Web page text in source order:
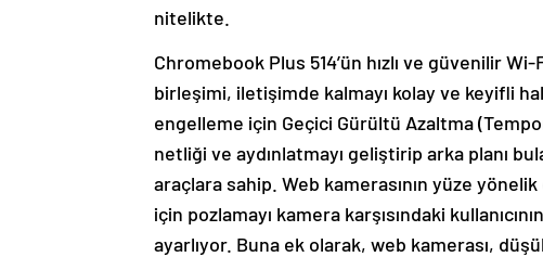
nitelikte.
Chromebook Plus 514’ün hızlı ve güvenilir
birleşimi, iletişimde kalmayı kolay ve keyifli
engelleme için Geçici Gürültü Azaltma
netliği ve aydınlatmayı geliştirip arka planı
araçlara sahip. Web kamerasının yüze
için pozlamayı kamera karşısındaki
ayarlıyor. Buna ek olarak, web kamerası,